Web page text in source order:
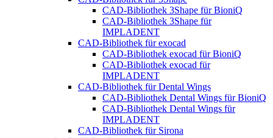
CAD-Bibliothek 3Shape für BioniQ
CAD-Bibliothek 3Shape für
IMPLADENT
CAD-Bibliothek für exocad
CAD-Bibliothek exocad für BioniQ
CAD-Bibliothek exocad für
IMPLADENT
CAD-Bibliothek für Dental Wings
CAD-Bibliothek Dental Wings für BioniQ
CAD-Bibliothek Dental Wings für
IMPLADENT
CAD-Bibliothek für Sirona